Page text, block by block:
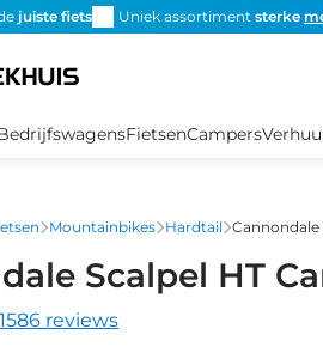
juiste fiets Uniek assortiment sterke
FietsenCampers
Mountainbikes Hardtail Cannondale
Scalpel HT
1586 reviews